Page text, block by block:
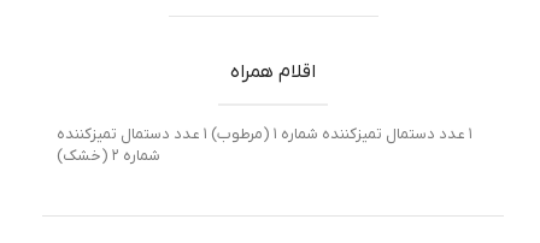
اقلام همراه
۱ عدد دستمال تمیزکننده شماره ۱ (مرطوب) ۱ عدد دستمال تمیزکننده
شماره ۲ (خشک)